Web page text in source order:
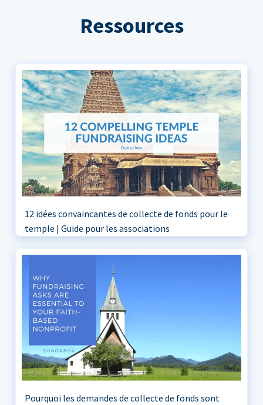
Ressources
12 idées convaincantes de collecte de fonds pour le
temple | Guide pour les associations
Pourquoi les demandes de collecte de fonds sont